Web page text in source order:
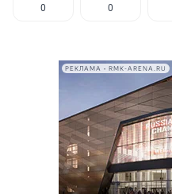
0 0
РЕКЛАМА • RMK-ARENA.RU